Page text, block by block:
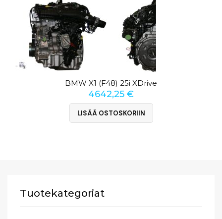
BMW X1 (F48) 25i XDrive
4642,25 €
LISÄÄ OSTOSKORIIN
Tuotekategoriat